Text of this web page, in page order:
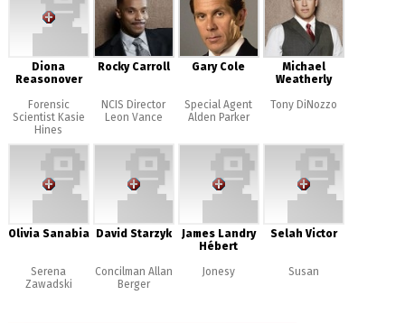
Diona
Reasonover
Forensic
Scientist Kasie
Hines
Rocky Carroll
NCIS Director
Leon Vance
Gary Cole
Special Agent
Alden Parker
Michael
Weatherly
Tony DiNozzo
Olivia Sanabia
Serena
Zawadski
David Starzyk
Concilman Allan
Berger
James Landry
Hébert
Jonesy
Selah Victor
Susan